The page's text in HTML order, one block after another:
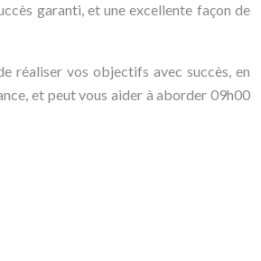
garanti, et une excellente façon de
réaliser vos objectifs avec succès, en
et peut vous aider à aborder 09h00